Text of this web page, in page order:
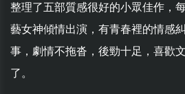
整理了五部質感很好的小眾佳作，
藝女神傾情出演，有青春裡的情感
事，劇情不拖沓，後勁十足，喜歡
了。